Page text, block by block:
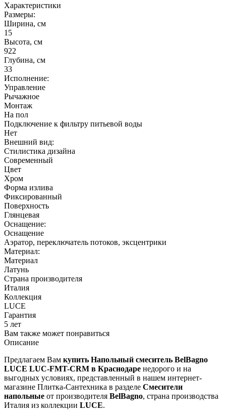
Характеристики
Размеры:
Ширина, см
15
Высота, см
922
Глубина, см
33
Исполнение:
Управление
Рычажное
Монтаж
На пол
Подключение к фильтру питьевой воды
Нет
Внешний вид:
Стилистика дизайна
Современный
Цвет
Хром
Форма излива
Фиксированный
Поверхность
Глянцевая
Оснащение:
Оснащение
Аэратор, переключатель потоков, эксцентрики
Материал:
Материал
Латунь
Страна производителя
Италия
Коллекция
LUCE
Гарантия
5 лет
Вам также может понравиться
Описание
Предлагаем Вам купить Напольный смеситель BelBagno
LUCE LUC-FMT-CRM в Краснодаре недорого и на
выгодных условиях, представленный в нашем интернет-
магазине Плитка-Сантехника в разделе Смесители
напольные от производителя BelBagno, страна производства
Италия из коллекции LUCE.